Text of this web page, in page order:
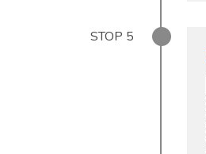
STOP 5